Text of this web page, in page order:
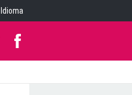
Idioma